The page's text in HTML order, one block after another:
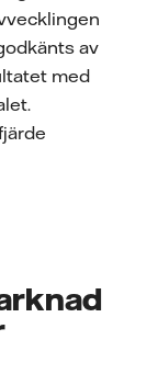
av
med